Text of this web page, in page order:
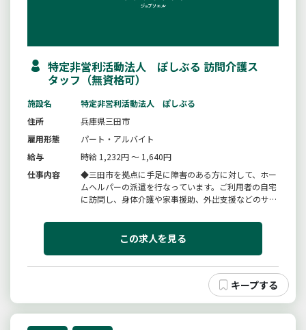
特定非営利活動法人 ぽしぶる 訪問介護ス
タッフ（無資格可）
施設名
特定非営利活動法人 ぽしぶる
住所
兵庫県三田市
雇用形態
パート・アルバイト
給与
時給 1,232円 ～ 1,640円
仕事内容
◆三田市を拠点に手足に障害のある方に対して、ホー
ムヘルパーの派遣を行なっています。ご利用者の自宅
に訪問し、身体介護や家事援助、外出支援などのサ
の着替えや入浴などのサポート。ご飯を作り、食事介
助を行なうサポート。洗濯や掃除、整理整頓などの家
この求人を見る